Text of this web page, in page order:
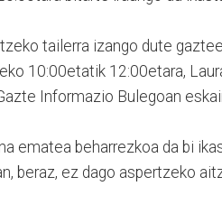
tailerra izango dute
10:00etatik 12:00etara,
Informazio Bulegoan
ematea beharrezkoa da bi
beraz, ez dago aspertzeko